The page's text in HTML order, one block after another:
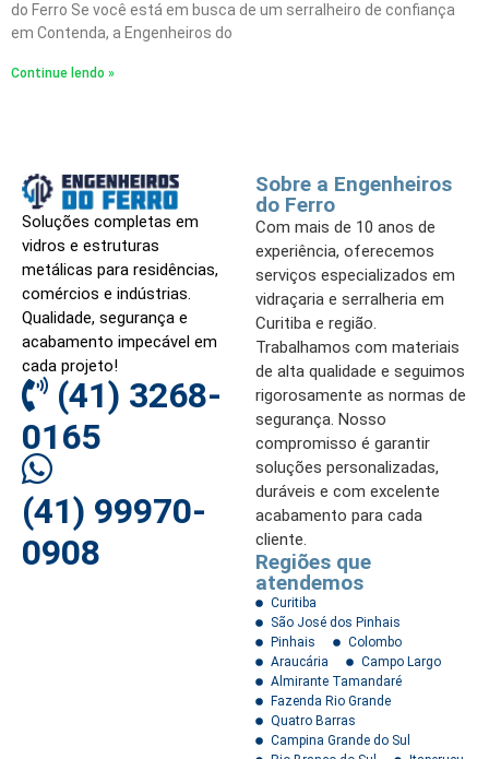
do Ferro Se você está em busca de um serralheiro de confiança
em Contenda, a Engenheiros do
Continue lendo »
Soluções completas em
vidros e estruturas
metálicas para residências,
comércios e indústrias.
Qualidade, segurança e
acabamento impecável em
cada projeto!
(41) 3268-
0165
(41) 99970-
0908
Sobre a Engenheiros
do Ferro
Com mais de 10 anos de
experiência, oferecemos
serviços especializados em
vidraçaria e serralheria em
Curitiba e região.
Trabalhamos com materiais
de alta qualidade e seguimos
rigorosamente as normas de
segurança. Nosso
compromisso é garantir
soluções personalizadas,
duráveis e com excelente
acabamento para cada
cliente.
Regiões que
atendemos
Curitiba
São José dos Pinhais
Pinhais
Colombo
Araucária
Campo Largo
Almirante Tamandaré
Fazenda Rio Grande
Quatro Barras
Campina Grande do Sul